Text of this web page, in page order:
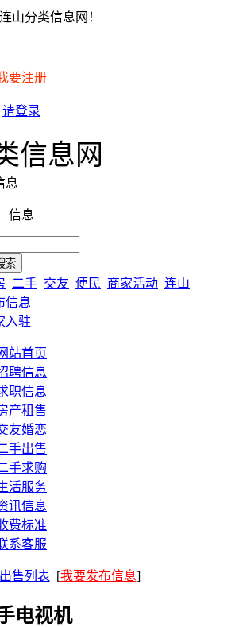
山分类信息网！
要注册
请登录
信息网
息
信息
二手 交友 便民 商家活动 连山
信息
入驻
站首页
聘信息
职信息
产租售
友婚恋
手出售
手求购
活服务
讯信息
费标准
系客服
售列表 [我要发布信息]
电视机